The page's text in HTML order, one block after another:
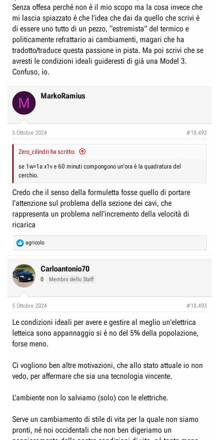
Senza offesa perché non è il mio scopo ma la cosa invece che
mi lascia spiazzato è che l’idea che dai da quello che scrivi è
di essere uno tutto di un pezzo, “estremista” del termico e
politicamente refrattario ai cambiamenti, magari che ha
tradotto/traduce questa passione in pista. Ma poi scrivi che se
avresti le condizioni ideali guideresti di già una Model 3.
Confuso, io.
M MarkoRamius
5 Ottobre 2024 #18.492
Zero_cilindri ha scritto:
se 1w=1a x1v e 60 minuti compongono un'ora è la quadratura del
cerchio.
Credo che il senso della formuletta fosse quello di portare
l'attenzione sul problema della sezione dei cavi, che
rappresenta un problema nell'incremento della velocità di
ricarica
R
e
c
t
i
s
agricolo
Carloantonio70
0 Membro dello Staff
5 Ottobre 2024 #18.493
Le condizioni ideali per avere e gestire al meglio un'elettrica
letteica sono appannaggio si è no del 5% della popolazione,
forse meno.
Ci vogliono ben altre motivazioni, che allo stato attuale io non
vedo, per affermare che sia una tecnologia vincente.
L'ambiente non lo salviamo (solo) con le elettriche.
Serve un cambiamento di stile di vita per la quale non siamo
pronti, né noi occidentali che non ben digeriamo un